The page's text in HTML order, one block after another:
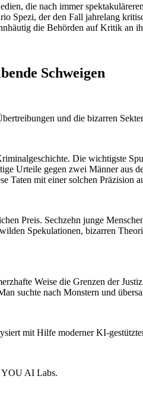
die nach immer
Spezi, der den Fall jahrelang
die Behörden auf Kritik an
Schweigen
und die bizarren
Die wichtigste
Urteile gegen zwei Männer aus
Taten mit einer solchen
Preis. Sechzehn junge
Spekulationen, bizarren
Weise die Grenzen der
suchte nach Monstern und
mit Hilfe moderner KI-
YOU AI Labs.